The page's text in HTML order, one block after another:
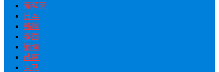
葡萄牙
日本
韩国
泰国
缅甸
越南
大马